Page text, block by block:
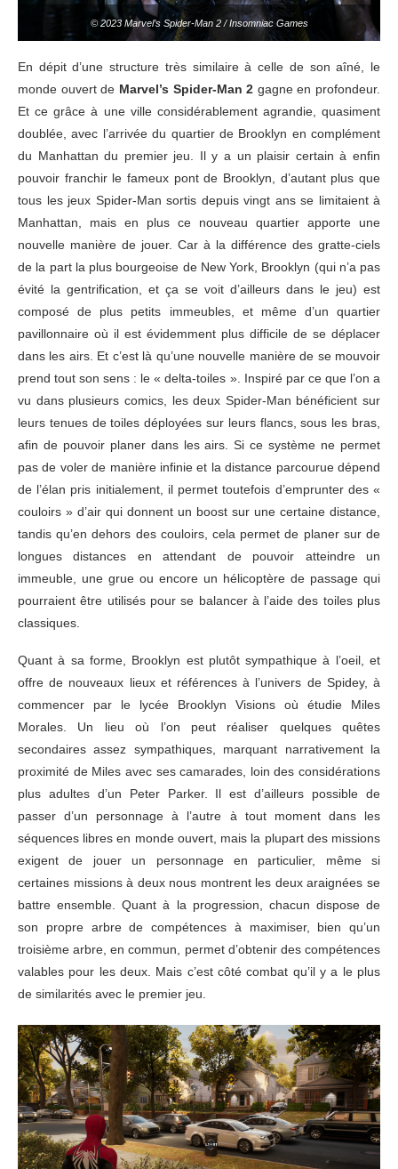
© 2023 Marvel’s Spider-Man 2 / Insomniac Games
En dépit d’une structure très similaire à celle de son aîné, le
monde ouvert de Marvel’s Spider-Man 2 gagne en profondeur.
Et ce grâce à une ville considérablement agrandie, quasiment
doublée, avec l’arrivée du quartier de Brooklyn en complément
du Manhattan du premier jeu. Il y a un plaisir certain à enfin
pouvoir franchir le fameux pont de Brooklyn, d’autant plus que
tous les jeux Spider-Man sortis depuis vingt ans se limitaient à
Manhattan, mais en plus ce nouveau quartier apporte une
nouvelle manière de jouer. Car à la différence des gratte-ciels
de la part la plus bourgeoise de New York, Brooklyn (qui n’a pas
évité la gentrification, et ça se voit d’ailleurs dans le jeu) est
composé de plus petits immeubles, et même d’un quartier
pavillonnaire où il est évidemment plus difficile de se déplacer
dans les airs. Et c’est là qu’une nouvelle manière de se mouvoir
prend tout son sens : le « delta-toiles ». Inspiré par ce que l’on a
vu dans plusieurs comics, les deux Spider-Man bénéficient sur
leurs tenues de toiles déployées sur leurs flancs, sous les bras,
afin de pouvoir planer dans les airs. Si ce système ne permet
pas de voler de manière infinie et la distance parcourue dépend
de l’élan pris initialement, il permet toutefois d’emprunter des «
couloirs » d’air qui donnent un boost sur une certaine distance,
tandis qu’en dehors des couloirs, cela permet de planer sur de
longues distances en attendant de pouvoir atteindre un
immeuble, une grue ou encore un hélicoptère de passage qui
pourraient être utilisés pour se balancer à l’aide des toiles plus
classiques.
Quant à sa forme, Brooklyn est plutôt sympathique à l’oeil, et
offre de nouveaux lieux et références à l’univers de Spidey, à
commencer par le lycée Brooklyn Visions où étudie Miles
Morales. Un lieu où l’on peut réaliser quelques quêtes
secondaires assez sympathiques, marquant narrativement la
proximité de Miles avec ses camarades, loin des considérations
plus adultes d’un Peter Parker. Il est d’ailleurs possible de
passer d’un personnage à l’autre à tout moment dans les
séquences libres en monde ouvert, mais la plupart des missions
exigent de jouer un personnage en particulier, même si
certaines missions à deux nous montrent les deux araignées se
battre ensemble. Quant à la progression, chacun dispose de
son propre arbre de compétences à maximiser, bien qu’un
troisième arbre, en commun, permet d’obtenir des compétences
valables pour les deux. Mais c’est côté combat qu’il y a le plus
de similarités avec le premier jeu.